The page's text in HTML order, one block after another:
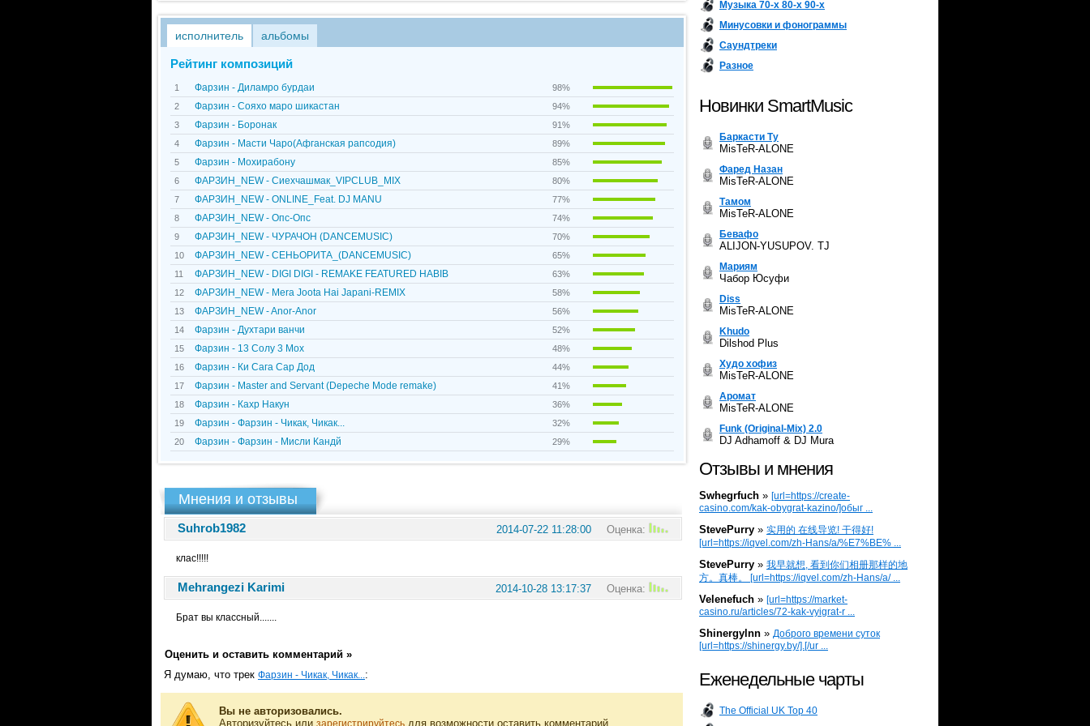
исполнитель альбомы
Рейтинг композиций
1 Фарзин - Диламро бурдаи
98%
2
Фарзин - Сояхо маро шикастан
94%
3
Фарзин - Боронак
91%
4
Фарзин - Масти Чаро(Афганская рапсодия)
89%
5
Фарзин - Мохирабону
85%
6
ФАРЗИН_NEW - Сиехчашмак_VIPCLUB_MIX
80%
7
ФАРЗИН_NEW - ONLINE_Feat. DJ MANU
77%
8
ФАРЗИН_NEW - Опс-Опс
74%
9
ФАРЗИН_NEW - ЧУРАЧОН (DANCEMUSIC)
70%
10
ФАРЗИН_NEW - СЕНЬОРИТА_(DANCEMUSIC)
65%
11
ФАРЗИН_NEW - DIGI DIGI - REMAKE FEATURED HABIB
63%
12
ФАРЗИН_NEW - Mera Joota Hai Japani-REMIX
58%
13
ФАРЗИН_NEW - Anor-Anor
56%
14
Фарзин - Духтари ванчи
52%
15
Фарзин - 13 Солу 3 Мох
48%
16
Фарзин - Ки Сага Сар Дод
44%
17
Фарзин - Master and Servant (Depeche Mode remake)
41%
18
Фарзин - Кахр Накун
36%
19
Фарзин - Фарзин - Чикак, Чикак...
32%
20
Фарзин - Фарзин - Мисли Кандй 29%
Мнения и отзывы
Suhrob1982 2014-07-22 11:28:00 Оценка:
клас!!!!!
Mehrangezi Karimi 2014-10-28 13:17:37 Оценка:
Брат вы классный.......
Оценить и оставить комментарий »
Я думаю, что трек Фарзин - Чикак, Чикак...:
Вы не авторизовались.
Авторизуйтесь или зарегистрируйтесь для возможности оставить комментарий.
Музыка 70-х 80-х 90-х
Минусовки и фонограммы
Саундтреки
Разное
Новинки SmartMusic
Баркасти Ту
MisTeR-ALONE
Фаред Назан
MisTeR-ALONE
Тамом
MisTeR-ALONE
Бевафо
ALIJON-YUSUPOV. TJ
Мариям
Чабор Юсуфи
Diss
MisTeR-ALONE
Khudo
Dilshod Plus
Худо хофиз
MisTeR-ALONE
Аромат
MisTeR-ALONE
Funk (Original-Mix) 2.0
DJ Adhamoff & DJ Mura
Отзывы и мнения
Swhegrfuch » [url=https://create-
casino.com/kak-obygrat-kazino/]обыг ...
StevePurry » 实用的 在线导览! 干得好!
[url=https://iqvel.com/zh-Hans/a/%E7%BE% ...
StevePurry » 我早就想, 看到你们相册那样的地
方。真棒。 [url=https://iqvel.com/zh-Hans/a/ ...
Velenefuch » [url=https://market-
casino.ru/articles/72-kak-vyigrat-r ...
Shinergylnn » Доброго времени суток
[url=https://shinergy.by/].[/ur ...
Еженедельные чарты
The Official UK Top 40